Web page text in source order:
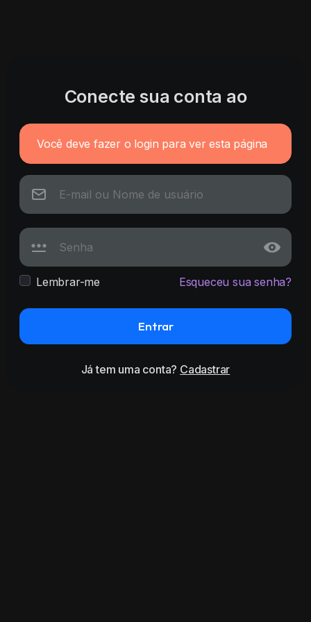
Conecte sua conta ao
Você deve fazer o login para ver esta página
Lembrar-me Esqueceu sua senha?
Entrar
Já tem uma conta? Cadastrar